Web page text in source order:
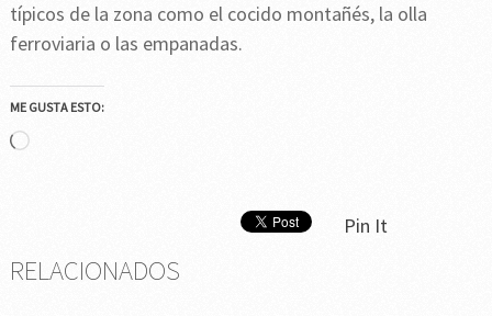
típicos de la zona como el cocido montañés, la olla
ferroviaria o las empanadas.
ME GUSTA ESTO:
Cargando...
Pin It
RELACIONADOS